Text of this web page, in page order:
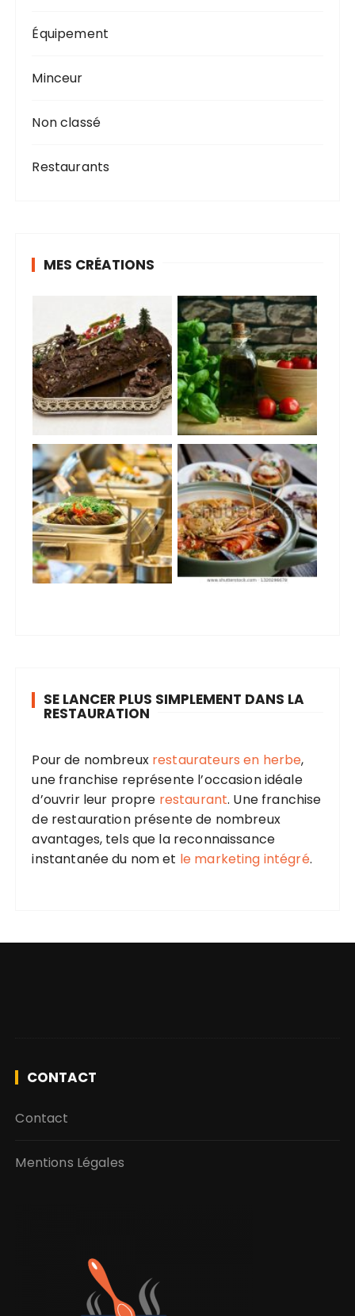
Équipement
Minceur
Non classé
Restaurants
MES CRÉATIONS
SE LANCER PLUS SIMPLEMENT DANS LA
RESTAURATION
Pour de nombreux restaurateurs en herbe,
une franchise représente l’occasion idéale
d’ouvrir leur propre restaurant. Une franchise
de restauration présente de nombreux
avantages, tels que la reconnaissance
instantanée du nom et le marketing intégré.
CONTACT
Contact
Mentions Légales